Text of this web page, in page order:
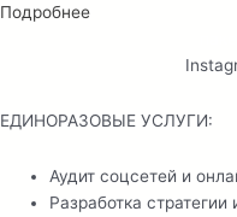
Подробнее
ЕДИНОРАЗОВЫЕ УСЛУГИ:
Аудит соцсетей и
Разработка